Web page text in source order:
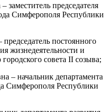
председателя
Симферополя Республики
постоянного
жизнедеятельности и
совета II созыва;
– начальник департамента
Симферополя Республики